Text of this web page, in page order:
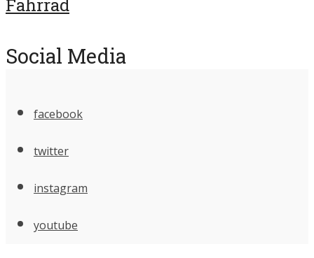
Fahrrad
Social Media
facebook
twitter
instagram
youtube